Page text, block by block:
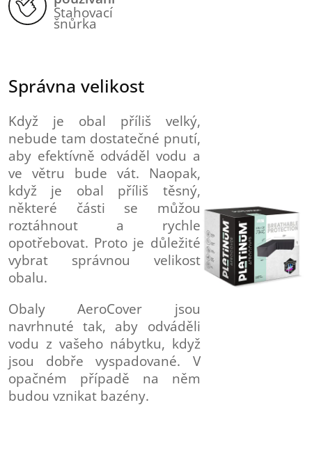
Stahovací
šnůrka
Správna velikost
Když je obal příliš velký,
nebude tam dostatečné pnutí,
aby efektívně odváděl vodu a
ve větru bude vát. Naopak,
když je obal příliš těsný,
některé části se můžou
roztáhnout a rychle
opotřebovat. Proto je důležité
vybrat správnou velikost
obalu.
Obaly AeroCover jsou
navrhnuté tak, aby odváděli
vodu z vašeho nábytku, když
jsou dobře vyspadované. V
opačném případě na něm
budou vznikat bazény.